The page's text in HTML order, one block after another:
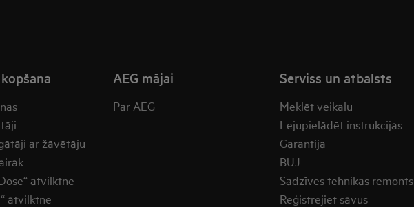
ar žāvētāju
atvilktne
atvilktne
AEG mājai
Par AEG
Serviss un atbalsts
Meklēt veikalu
Lejupielādēt instrukcijas
Garantija
BUJ
Sadzīves tehnikas remonts
Reģistrējiet savus